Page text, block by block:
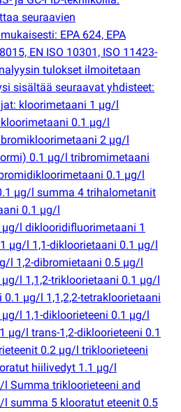
seuraavien
EPA 624, EPA
EN ISO 10301, ISO 11423-
tulokset ilmoitetaan
sisältää seuraavat yhdisteet:
kloorimetaani 1 µg/l
0.1 µg/l
2 µg/l
0.1 µg/l tribromimetaani
0.1 µg/l
µg/l summa 4 trihalometanit
0.1 µg/l
l diklooridifluorimetaani 1
µg/l 1,1-dikloorietaani 0.1 µg/l
l 1,2-dibromietaani 0.5 µg/l
l 1,1,2-trikloorietaani 0.1 µg/l
0.1 µg/l 1,1,2,2-tetrakloorietaani
l 1,1-dikloorieteeni 0.1 µg/l
µg/l trans-1,2-dikloorieteeni 0.1
0.2 µg/l trikloorieteeni
hiilivedyt 1.1 µg/l
Summa trikloorieteeni and
summa 5 klooratut eteenit 0.5